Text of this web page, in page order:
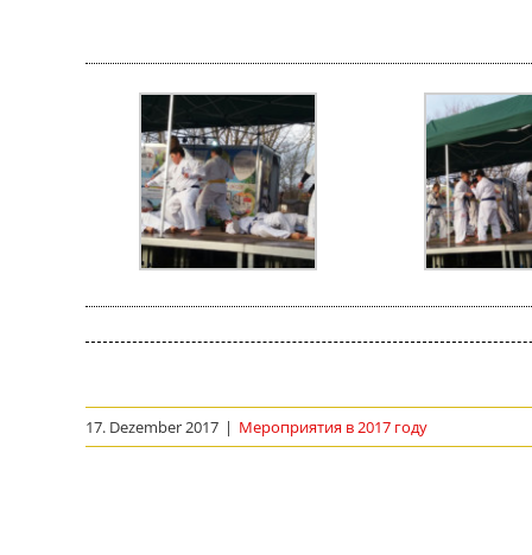
17. Dezember 2017 | Мероприятия в 2017 году